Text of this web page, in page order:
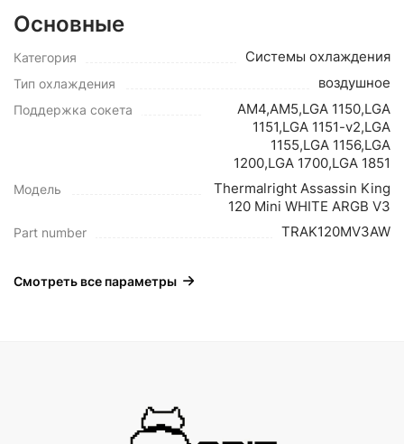
Основные
Категория Системы охлаждения
Тип охлаждения воздушное
Поддержка сокета
AM4,AM5,LGA 1150,LGA
1151,LGA 1151-v2,LGA
1155,LGA 1156,LGA
1200,LGA 1700,LGA 1851
Модель
Thermalright Assassin King
120 Mini WHITE ARGB V3
Part number TRAK120MV3AW
Смотреть все параметры